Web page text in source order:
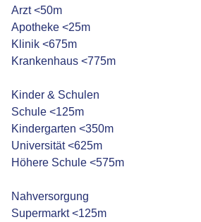
Arzt <50m
Apotheke <25m
Klinik <675m
Krankenhaus <775m
Kinder & Schulen
Schule <125m
Kindergarten <350m
Universität <625m
Höhere Schule <575m
Nahversorgung
Supermarkt <125m